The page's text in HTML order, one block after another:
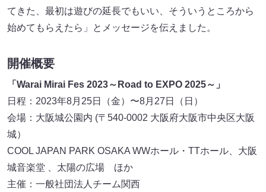
てきた、最初は遊びの延長でもいい、そういうところから
始めてもらえたら」とメッセージを伝えました。
開催概要
「Warai Mirai Fes 2023～Road to EXPO 2025～」
日程：2023年8月25日（金）〜8月27日（日）
会場：大阪城公園内 (〒540-0002 大阪府大阪市中央区大阪
城）
COOL JAPAN PARK OSAKA WWホール・TTホール、大阪
城音楽堂 、太陽の広場 ほか
主催：一般社団法人チーム関西